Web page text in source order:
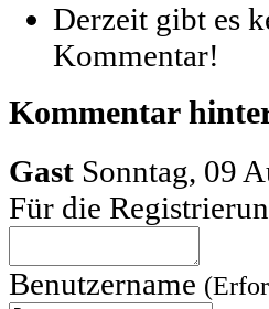
Derzeit gibt es
Kommentar!
Kommentar
Gast Sonntag, 09
Für die
Benutzername